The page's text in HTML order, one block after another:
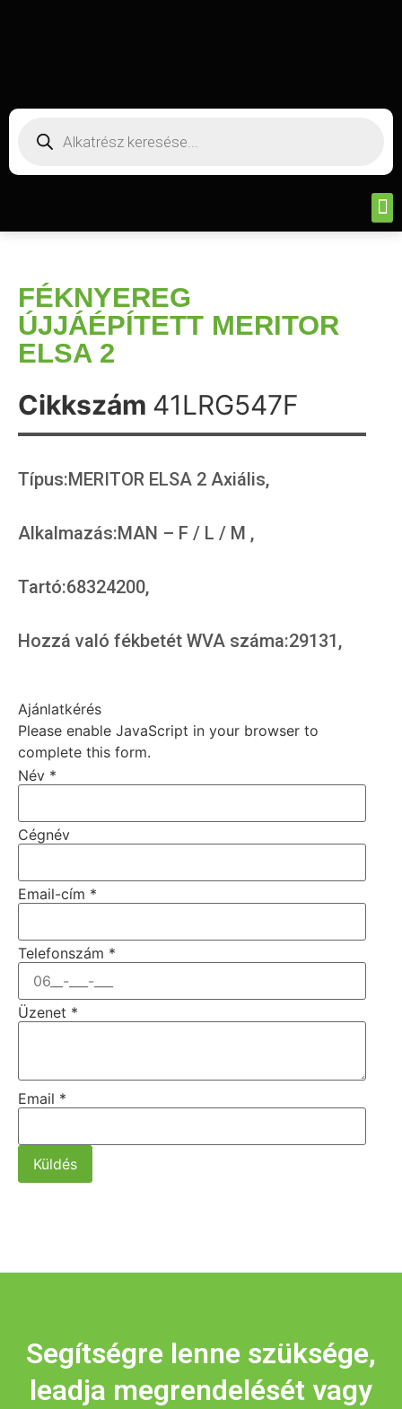
FÉKNYEREG
ÚJJÁÉPÍTETT MERITOR
ELSA 2
Cikkszám 41LRG547F
Típus:MERITOR ELSA 2 Axiális,
Alkalmazás:MAN – F / L / M ,
Tartó:68324200,
Hozzá való fékbetét WVA száma:29131,
Ajánlatkérés
Please enable JavaScript in your browser to
complete this form.
Név *
Cégnév
Email-cím *
Telefonszám *
Üzenet *
Email *
Küldés
Segítségre lenne szüksége,
leadja megrendelését vagy